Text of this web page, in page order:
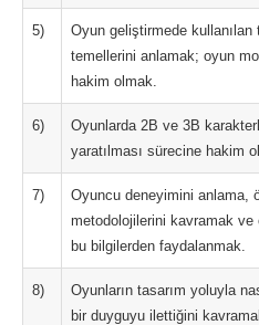
5)
Oyun geliştirmede
temellerini anlamak; oyun
hakim olmak.
6)
Oyunlarda 2B ve 3B
yaratılması sürecine hakim
7)
Oyuncu deneyimini anlama,
metodolojilerini kavramak
bu bilgilerden faydalanmak.
8)
Oyunların tasarım yoluyla
bir duyguyu ilettiğini